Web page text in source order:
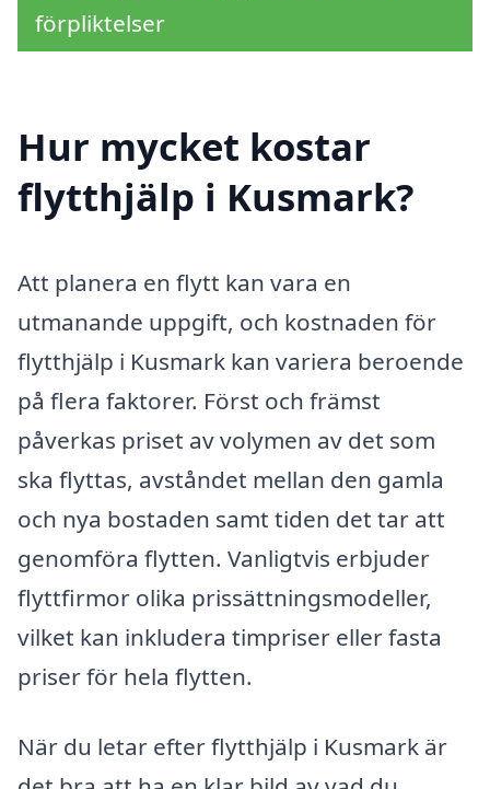
förpliktelser
Hur mycket kostar
flytthjälp i Kusmark?
Att planera en flytt kan vara en
utmanande uppgift, och kostnaden för
flytthjälp i Kusmark kan variera beroende
på flera faktorer. Först och främst
påverkas priset av volymen av det som
ska flyttas, avståndet mellan den gamla
och nya bostaden samt tiden det tar att
genomföra flytten. Vanligtvis erbjuder
flyttfirmor olika prissättningsmodeller,
vilket kan inkludera timpriser eller fasta
priser för hela flytten.
När du letar efter flytthjälp i Kusmark är